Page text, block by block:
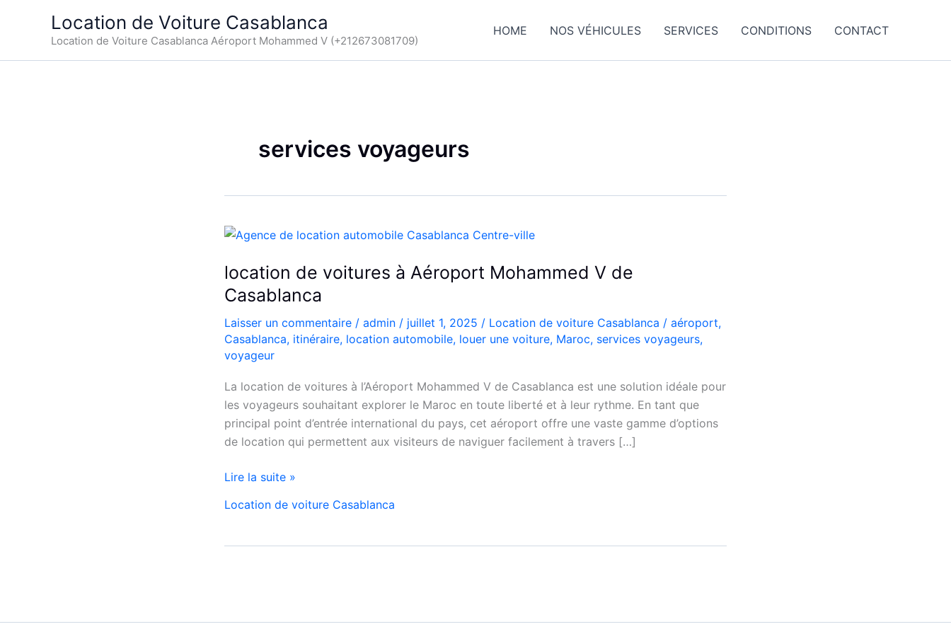
Location de Voiture Casablanca
Location de Voiture Casablanca Aéroport Mohammed V (+212673081709)
HOME NOS VÉHICULES SERVICES CONDITIONS CONTACT
services voyageurs
location de voitures à Aéroport Mohammed V de
Casablanca
Laisser un commentaire / admin / juillet 1, 2025 / Location de voiture Casablanca / aéroport,
Casablanca, itinéraire, location automobile, louer une voiture, Maroc, services voyageurs,
voyageur
La location de voitures à l’Aéroport Mohammed V de Casablanca est une solution idéale pour
les voyageurs souhaitant explorer le Maroc en toute liberté et à leur rythme. En tant que
principal point d’entrée international du pays, cet aéroport offre une vaste gamme d’options
de location qui permettent aux visiteurs de naviguer facilement à travers […]
location
voitures
Aéroport
Casablanca
Lire la suite »
Location de voiture Casablanca